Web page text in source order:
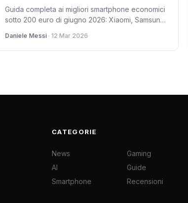
Guida completa ai migliori smartphone economici
sotto 200 euro di giugno 2026: Xiaomi, Samsung,
accessibile.
Daniele Messi· 12 Mar 2026
CATEGORIE
News
AI
Smartphone
Gaming
Guide
Recensioni